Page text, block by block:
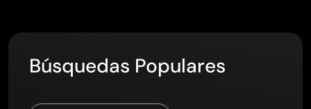
Búsquedas Populares